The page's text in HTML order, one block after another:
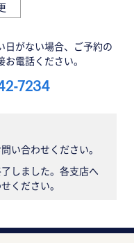
日がない場合、ご予約の
電話ください。
7234
い合わせください。
しました。各支店へ
ください。